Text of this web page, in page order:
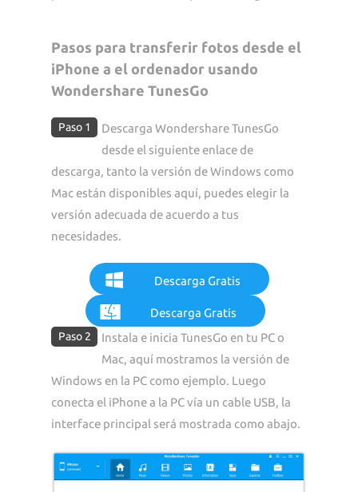
Pasos para transferir fotos desde el
iPhone a el ordenador usando
Wondershare TunesGo
Paso 1
Descarga Wondershare TunesGo
desde el siguiente enlace de
descarga, tanto la versión de Windows como
Mac están disponibles aquí, puedes elegir la
versión adecuada de acuerdo a tus
necesidades.
Descarga Gratis
Descarga Gratis
Paso 2
Instala e inicia TunesGo en tu PC o
Mac, aquí mostramos la versión de
Windows en la PC como ejemplo. Luego
conecta el iPhone a la PC vía un cable USB, la
interface principal será mostrada como abajo.